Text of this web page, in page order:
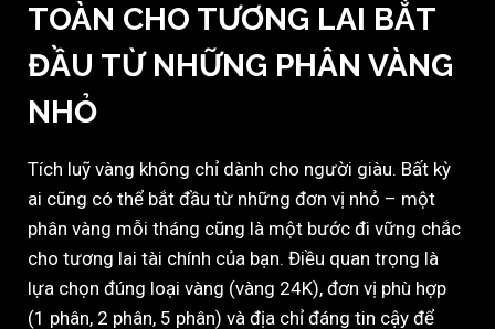
TOÀN CHO TƯƠNG LAI BẮT
ĐẦU TỪ NHỮNG PHÂN VÀNG
NHỎ
Tích luỹ vàng không chỉ dành cho người giàu. Bất kỳ
ai cũng có thể bắt đầu từ những đơn vị nhỏ – một
phân vàng mỗi tháng cũng là một bước đi vững chắc
cho tương lai tài chính của bạn. Điều quan trọng là
lựa chọn đúng loại vàng (vàng 24K), đơn vị phù hợp
(1 phân, 2 phân, 5 phân) và địa chỉ đáng tin cậy để